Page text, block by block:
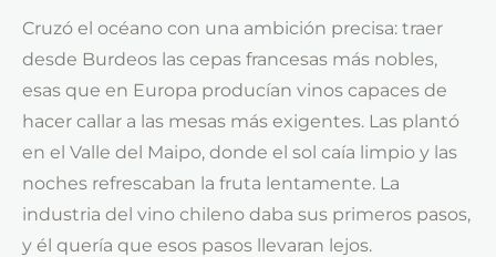
Cruzó el océano con una ambición precisa: traer
desde Burdeos las cepas francesas más nobles,
esas que en Europa producían vinos capaces de
hacer callar a las mesas más exigentes. Las plantó
en el Valle del Maipo, donde el sol caía limpio y las
noches refrescaban la fruta lentamente. La
industria del vino chileno daba sus primeros pasos,
y él quería que esos pasos llevaran lejos.